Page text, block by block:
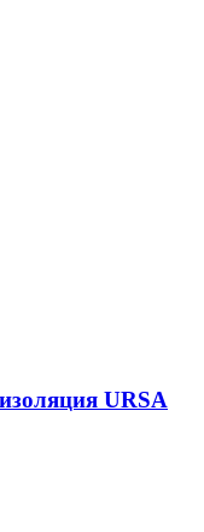
URSA